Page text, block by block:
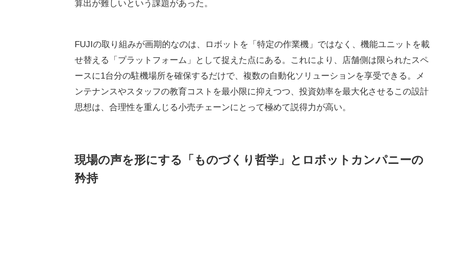
算出が難しいという課題があった。
FUJIの取り組みが画期的なのは、ロボットを「特定の作業機」ではなく、機能ユニットを載
せ替える「プラットフォーム」として捉えた点にある。これにより、店舗側は限られたスペ
ースに1台分の駐機場所を確保するだけで、複数の自動化ソリューションを享受できる。メ
ンテナンスやスタッフの教育コストを最小限に抑えつつ、投資効率を最大化させるこの設計
思想は、合理性を重んじる小売チェーンにとって極めて説得力が高い。
現場の声を形にする「ものづくり哲学」とロボットカンパニーの
矜持